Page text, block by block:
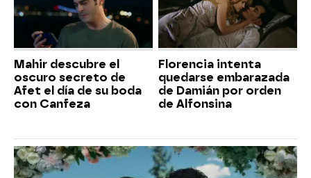
Mahir descubre el
oscuro secreto de
Afet el día de su boda
con Canfeza
Florencia intenta
quedarse embarazada
de Damián por orden
de Alfonsina